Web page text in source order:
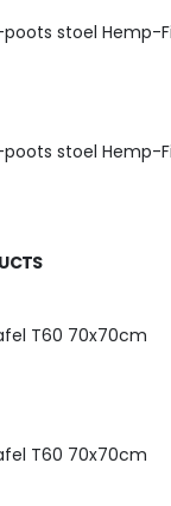
stoel Hemp-
stoel Hemp-
T60 70x70cm
T60 70x70cm